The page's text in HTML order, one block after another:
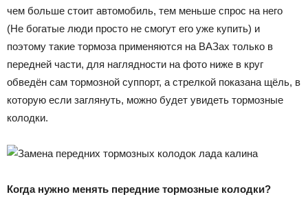
чем больше стоит автомобиль, тем меньше спрос на него
(Не богатые люди просто не смогут его уже купить) и
поэтому такие тормоза применяются на ВАЗах только в
передней части, для наглядности на фото ниже в круг
обведён сам тормозной суппорт, а стрелкой показана щёль, в
которую если заглянуть, можно будет увидеть тормозные
колодки.
Когда нужно менять передние тормозные колодки?